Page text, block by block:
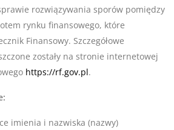
rozwiązywania sporów pomiędzy
rynku finansowego, które
Finansowy. Szczegółowe
zostały na stronie internetowej
https://rf.gov.pl.
imienia i nazwiska (nazwy)